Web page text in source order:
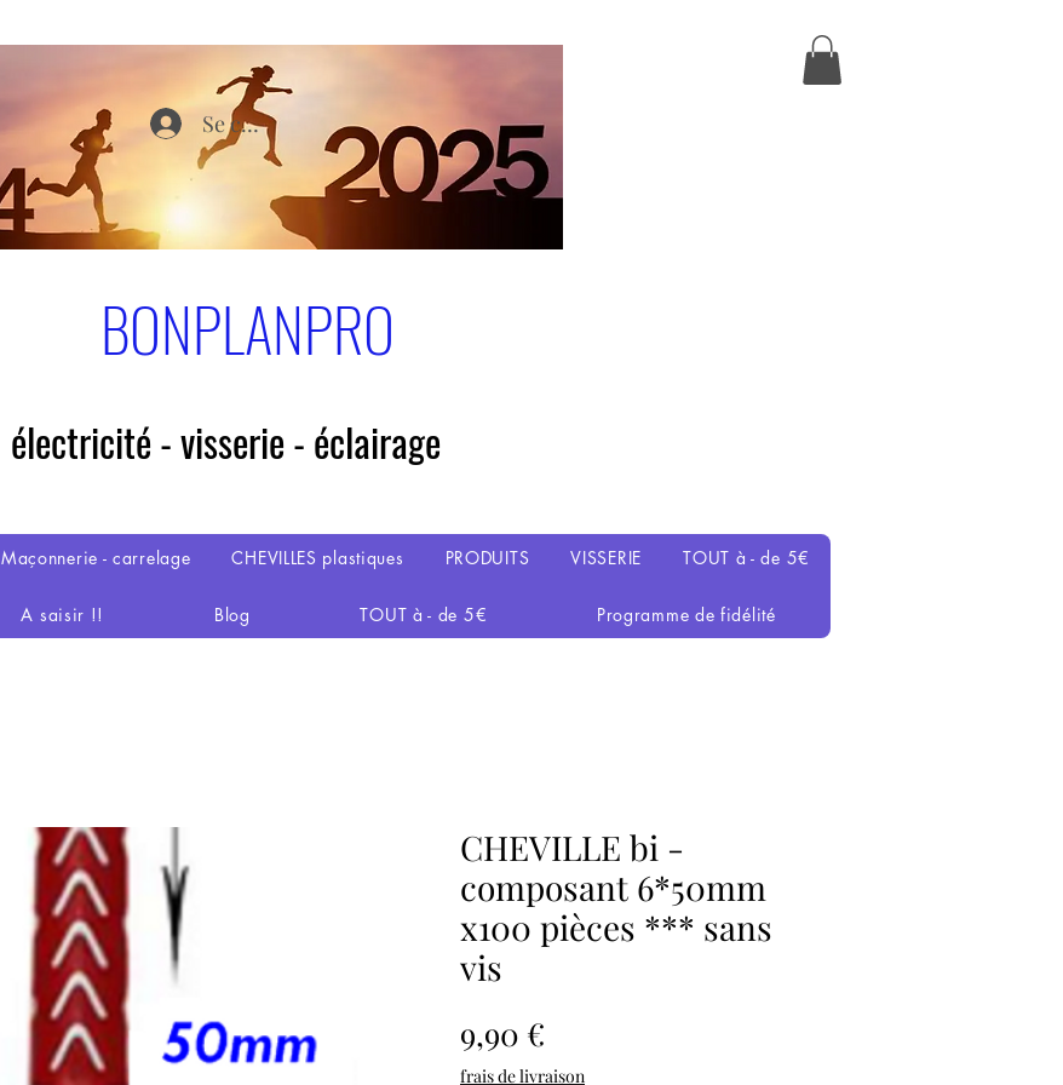
BONPLANPRO
Se connecter
électricité - visserie - éclairage
Maçonnerie - carrelage CHEVILLES plastiques PRODUITS VISSERIE TOUT à - de 5€
A saisir !! Blog TOUT à - de 5€ Programme de fidélité
CHEVILLE bi -
composant 6*50mm
x100 pièces *** sans
vis
9,90 €
frais de livraison